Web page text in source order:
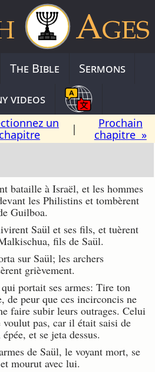
The Bible
Sermons
videos
un
chapitre
|
Prochain
chapitre »
bataille à Israël, et les hommes
les Philistins et tombèrent
Guilboa.
Saül et ses fils, et tuèrent
fils de Saül.
sur Saül; les archers
grièvement.
portait ses armes: Tire ton
de peur que ces incirconcis ne
faire subir leurs outrages. Celui
pas, car il était saisi de
et se jeta dessus.
de Saül, le voyant mort, se
mourut avec lui.